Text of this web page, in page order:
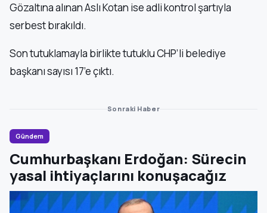
Gözaltına alınan Aslı Kotan ise adli kontrol şartıyla
serbest bırakıldı.
Son tutuklamayla birlikte tutuklu CHP’li belediye
başkanı sayısı 17’e çıktı.
Sonraki Haber
Gündem
Cumhurbaşkanı Erdoğan: Sürecin
yasal ihtiyaçlarını konuşacağız